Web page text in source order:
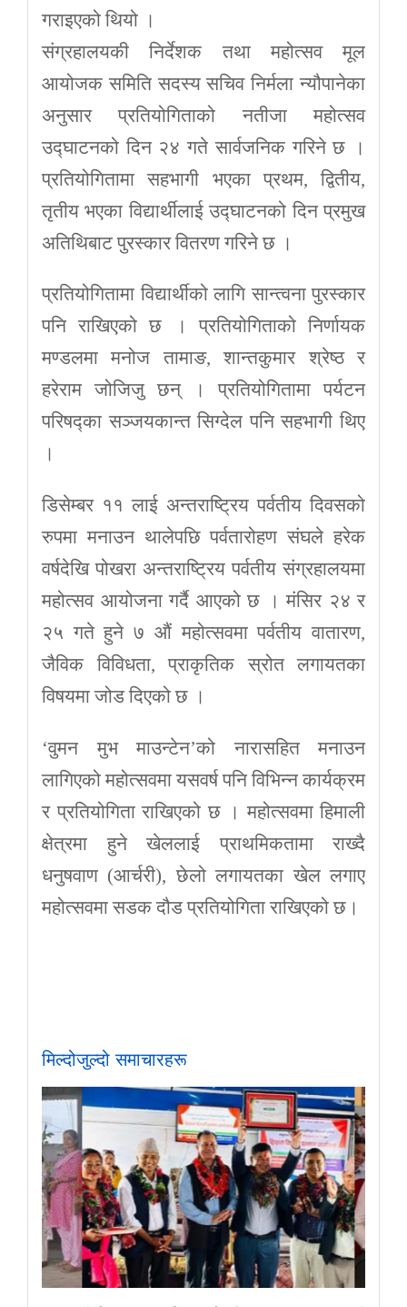
गराइएको थियो ।
संग्रहालयकी निर्देशक तथा महोत्सव मूल
आयोजक समिति सदस्य सचिव निर्मला न्यौपानेका
अनुसार प्रतियोगिताको नतीजा महोत्सव
उद्घाटनको दिन २४ गते सार्वजनिक गरिने छ ।
प्रतियोगितामा सहभागी भएका प्रथम, द्वितीय,
तृतीय भएका विद्यार्थीलाई उद्घाटनको दिन प्रमुख
अतिथिबाट पुरस्कार वितरण गरिने छ ।
प्रतियोगितामा विद्यार्थीको लागि सान्त्वना पुरस्कार
पनि राखिएको छ । प्रतियोगिताको निर्णायक
मण्डलमा मनोज तामाङ, शान्तकुमार श्रेष्ठ र
हरेराम जोजिजु छन् । प्रतियोगितामा पर्यटन
परिषद्का सञ्जयकान्त सिग्देल पनि सहभागी थिए
।
डिसेम्बर ११ लाई अन्तराष्ट्रिय पर्वतीय दिवसको
रुपमा मनाउन थालेपछि पर्वतारोहण संघले हरेक
वर्षदेखि पोखरा अन्तराष्ट्रिय पर्वतीय संग्रहालयमा
महोत्सव आयोजना गर्दै आएको छ । मंसिर २४ र
२५ गते हुने ७ औं महोत्सवमा पर्वतीय वातारण,
जैविक विविधता, प्राकृतिक स्रोत लगायतका
विषयमा जोड दिएको छ ।
‘वुमन मुभ माउन्टेन’को नारासहित मनाउन
लागिएको महोत्सवमा यसवर्ष पनि विभिन्न कार्यक्रम
र प्रतियोगिता राखिएको छ । महोत्सवमा हिमाली
क्षेत्रमा हुने खेललाई प्राथमिकतामा राख्दै
धनुषवाण (आर्चरी), छेलो लगायतका खेल लगाए
महोत्सवमा सडक दौड प्रतियोगिता राखिएको छ।
मिल्दोजुल्दो समाचारहरू